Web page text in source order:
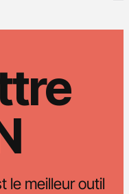
le meilleur outil